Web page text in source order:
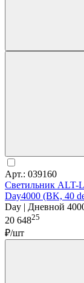
Арт.: 039160
Светильник ALT-
Day4000 (BK, 40
Day | Дневной
20 64825
₽/шт